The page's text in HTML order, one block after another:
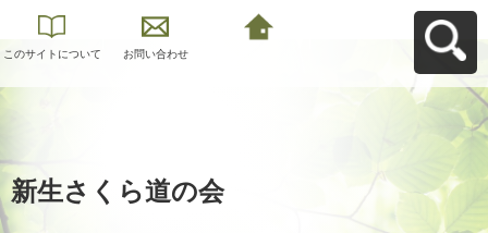
このサイトについて お問い合わせ
新生さくら道の会